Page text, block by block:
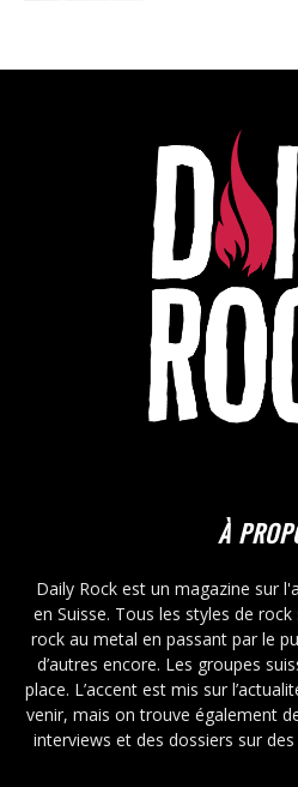
À
Daily Rock est un magazine sur
en Suisse. Tous les styles de
rock au metal en passant par le
d’autres encore. Les groupes
place. L’accent est mis sur
venir, mais on trouve également
interviews et des dossiers sur